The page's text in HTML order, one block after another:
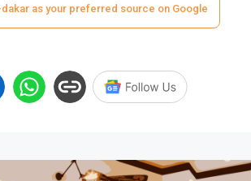
dakar as your preferred source on Google